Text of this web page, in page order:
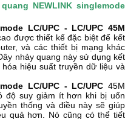
NEWLINK singlemode
LC/UPC - LC/UPC 45M
được thiết kế đặc biệt để kết
và các thiết bị mạng khác
nhảy quang này sử dụng kết
hiệu suất truyền dữ liệu và
LC/UPC - LC/UPC 45M
độ suy giảm ít hơn khi bị uốn
thống và điều này sẽ giúp
quả hơn. Nó cũng có thể tiết